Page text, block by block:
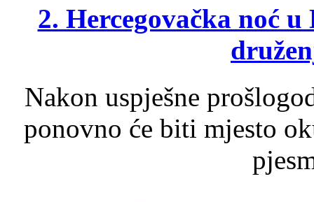
2. Hercegovačka noć
Nakon uspješne
ponovno će biti mjesto